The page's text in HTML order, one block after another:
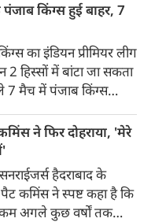
किंग्स हुई बाहर, 7
का इंडियन प्रीमियर लीग
2 हिस्सों में बांटा जा सकता
7 मैच में पंजाब किंग्स
का सामना करना पड़ा इसके
मैच वह जरूर जीती
तक उसकी किस्मत
हाथ लिखी गई थी।
ने फिर दोहराया, 'मेरे
हैदराबाद के
कमिंस ने स्पष्ट कहा है कि
अगले कुछ वर्षों तक